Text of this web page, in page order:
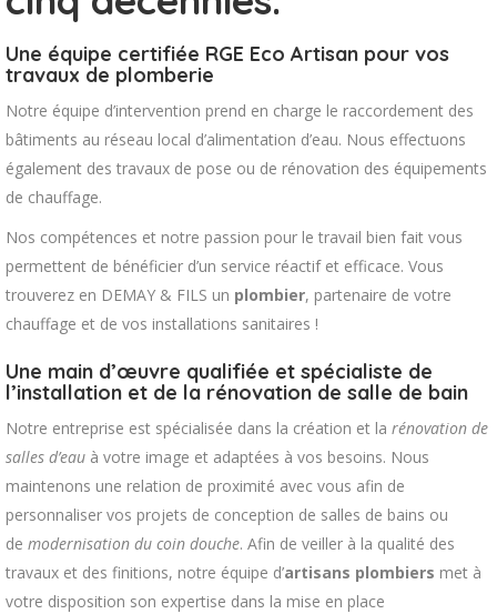
Une équipe certifiée RGE Eco Artisan pour vos
travaux de plomberie
Notre équipe d’intervention prend en charge le raccordement des
bâtiments au réseau local d’alimentation d’eau. Nous effectuons
également des travaux de pose ou de rénovation des équipements
de chauffage.
Nos compétences et notre passion pour le travail bien fait vous
permettent de bénéficier d’un service réactif et efficace. Vous
trouverez en DEMAY & FILS un plombier, partenaire de votre
chauffage et de vos installations sanitaires !
Une main d’œuvre qualifiée et spécialiste de
l’installation et de la rénovation de salle de bain
Notre entreprise est spécialisée dans la création et la rénovation de
salles d’eau à votre image et adaptées à vos besoins. Nous
maintenons une relation de proximité avec vous afin de
personnaliser vos projets de conception de salles de bains ou
de modernisation du coin douche. Afin de veiller à la qualité des
travaux et des finitions, notre équipe d’artisans plombiers met à
votre disposition son expertise dans la mise en place